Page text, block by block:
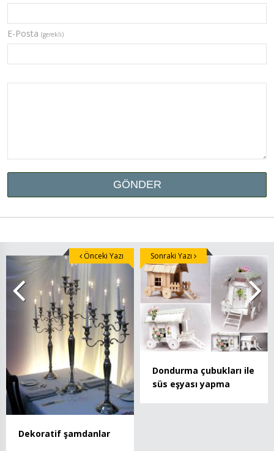
E-Posta (gerekli)
Dekoratif şamdanlar
Önceki Yazı
Dondurma çubukları ile
süs eşyası yapma
Sonraki Yazı